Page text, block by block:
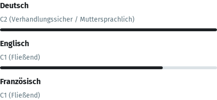
Deutsch
C2 (Verhandlungssicher / Muttersprachlich)
Englisch
C1 (Fließend)
Französisch
C1 (Fließend)